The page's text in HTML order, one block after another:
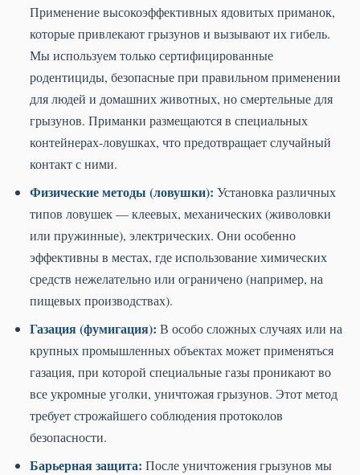
Применение высокоэффективных ядовитых приманок,
которые привлекают грызунов и вызывают их гибель.
Мы используем только сертифицированные
родентициды, безопасные при правильном применении
для людей и домашних животных, но смертельные для
грызунов. Приманки размещаются в специальных
контейнерах-ловушках, что предотвращает случайный
контакт с ними.
Физические методы (ловушки): Установка различных
типов ловушек — клеевых, механических (живоловки
или пружинные), электрических. Они особенно
эффективны в местах, где использование химических
средств нежелательно или ограничено (например, на
пищевых производствах).
Газация (фумигация): В особо сложных случаях или на
крупных промышленных объектах может применяться
газация, при которой специальные газы проникают во
все укромные уголки, уничтожая грызунов. Этот метод
требует строжайшего соблюдения протоколов
безопасности.
Барьерная защита: После уничтожения грызунов мы